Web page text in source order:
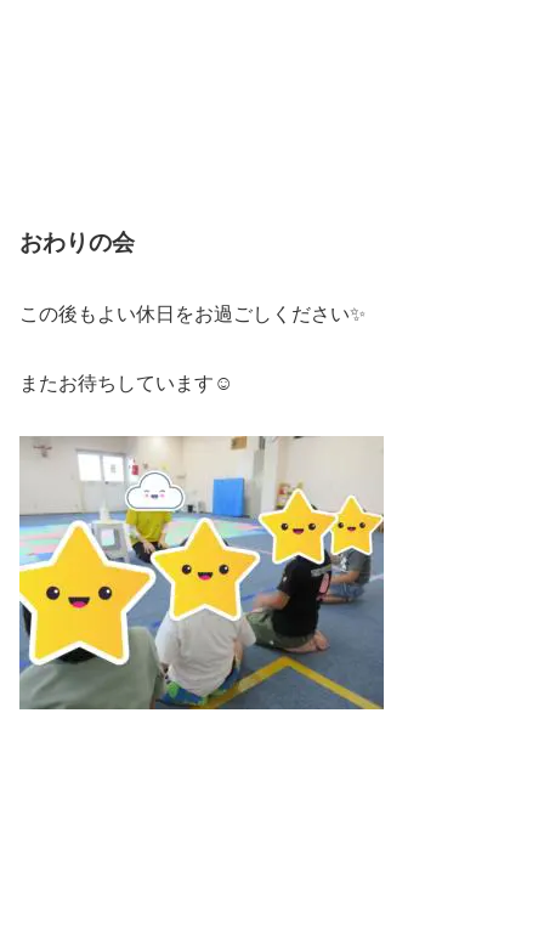
おわりの会
この後もよい休日をお過ごしください✨
またお待ちしています☺